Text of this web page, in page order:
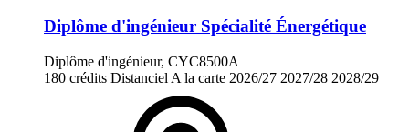
Diplôme d'ingénieur Spécialité Énergétique
Diplôme d'ingénieur, CYC8500A
180 crédits Distanciel A la carte 2026/27 2027/28 2028/29